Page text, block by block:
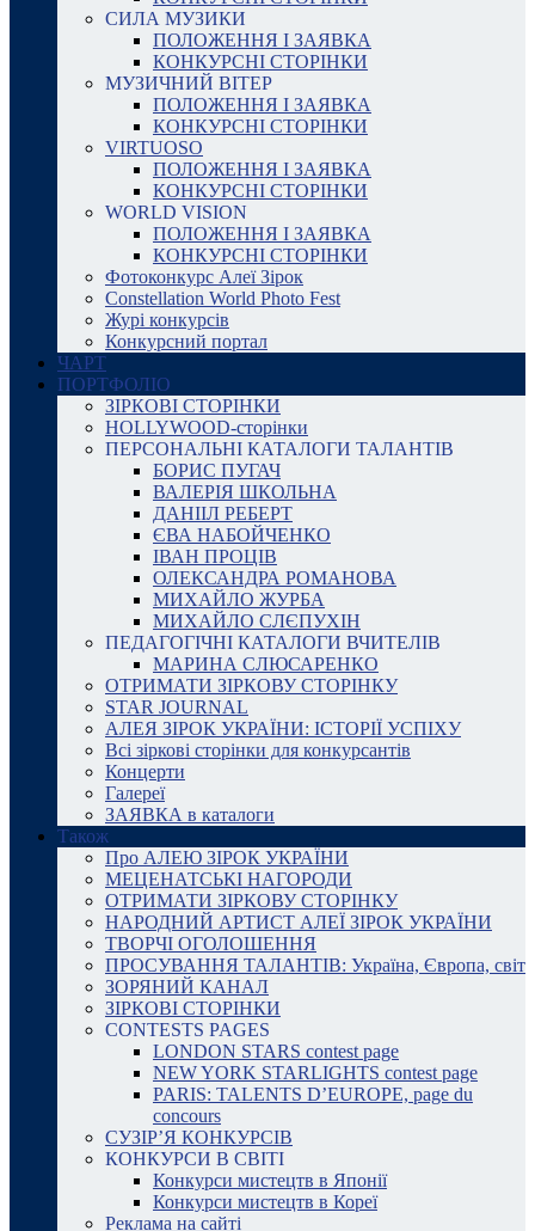
СИЛА МУЗИКИ
ПОЛОЖЕННЯ І ЗАЯВКА
КОНКУРСНІ СТОРІНКИ
МУЗИЧНИЙ ВІТЕР
ПОЛОЖЕННЯ І ЗАЯВКА
КОНКУРСНІ СТОРІНКИ
VIRTUOSO
ПОЛОЖЕННЯ І ЗАЯВКА
КОНКУРСНІ СТОРІНКИ
WORLD VISION
ПОЛОЖЕННЯ І ЗАЯВКА
КОНКУРСНІ СТОРІНКИ
Фотоконкурс Алеї Зірок
Constellation World Photo Fest
Журі конкурсів
Конкурсний портал
ЧАРТ
ПОРТФОЛІО
ЗІРКОВІ СТОРІНКИ
HOLLYWOOD-сторінки
ПЕРСОНАЛЬНІ КАТАЛОГИ ТАЛАНТІВ
БОРИС ПУГАЧ
ВАЛЕРІЯ ШКОЛЬНА
ДАНІІЛ РЕБЕРТ
ЄВА НАБОЙЧЕНКО
ІВАН ПРОЦІВ
ОЛЕКСАНДРА РОМАНОВА
МИХАЙЛО ЖУРБА
МИХАЙЛО СЛЄПУХІН
ПЕДАГОГІЧНІ КАТАЛОГИ ВЧИТЕЛІВ
МАРИНА СЛЮСАРЕНКО
ОТРИМАТИ ЗІРКОВУ СТОРІНКУ
STAR JOURNAL
АЛЕЯ ЗІРОК УКРАЇНИ: ІСТОРІЇ УСПІХУ
Всі зіркові сторінки для конкурсантів
Концерти
Галереї
ЗАЯВКА в каталоги
Також
Про АЛЕЮ ЗІРОК УКРАЇНИ
МЕЦЕНАТСЬКІ НАГОРОДИ
ОТРИМАТИ ЗІРКОВУ СТОРІНКУ
НАРОДНИЙ АРТИСТ АЛЕЇ ЗІРОК УКРАЇНИ
ТВОРЧІ ОГОЛОШЕННЯ
ПРОСУВАННЯ ТАЛАНТІВ: Україна, Європа, світ
ЗОРЯНИЙ КАНАЛ
ЗІРКОВІ СТОРІНКИ
CONTESTS PAGES
LONDON STARS contest page
NEW YORK STARLIGHTS contest page
PARIS: TALENTS D’EUROPE, page du
concours
СУЗІР’Я КОНКУРСІВ
КОНКУРСИ В СВІТІ
Конкурси мистецтв в Японії
Конкурси мистецтв в Кореї
Реклама на сайті